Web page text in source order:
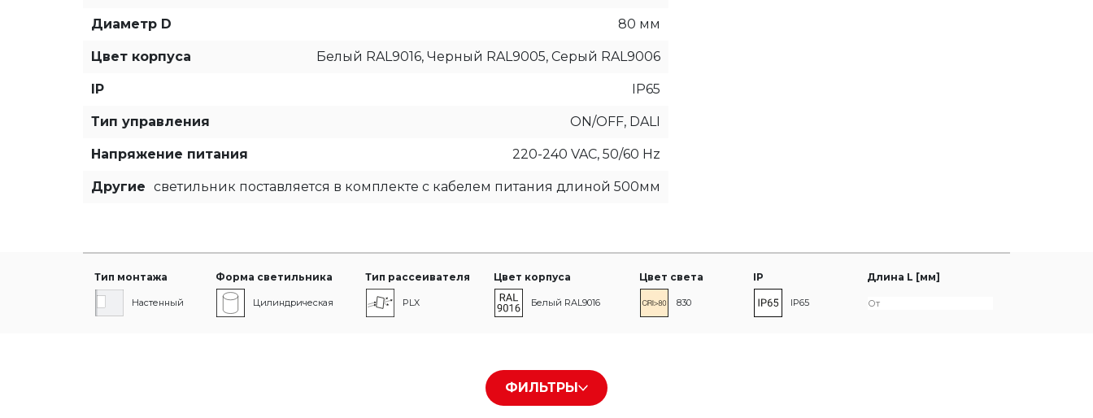
Диаметр D 80 мм
Цвет корпуса Белый RAL9016, Черный RAL9005, Серый RAL9006
IP IP65
Тип управления ON/OFF, DALI
Напряжение питания 220-240 VAC, 50/60 Hz
Другие светильник поставляется в комплекте с кабелем питания длиной 500мм
Тип монтажа
Настенный
Форма светильника
Цилиндрическая
Тип рассеивателя
PLX
Цвет корпуса
Белый RAL9016
Серый RAL9006
Цвет света
830
IP
IP65
Длина L [мм]
ФИЛЬТРЫ